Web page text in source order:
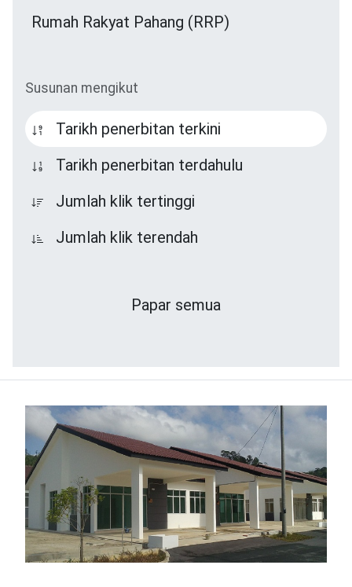
Rumah Rakyat Pahang (RRP)
Susunan mengikut
Tarikh penerbitan terkini
Tarikh penerbitan terdahulu
Jumlah klik tertinggi
Jumlah klik terendah
Papar semua